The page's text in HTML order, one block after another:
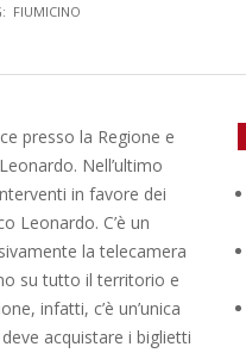
FIUMICINO
presso la Regione e
Nell’ultimo
in favore dei
Leonardo. C’è un
la telecamera
su tutto il territorio e
infatti, c’è un’unica
acquistare i biglietti